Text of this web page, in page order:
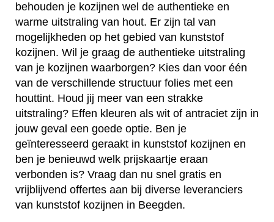
behouden je kozijnen wel de authentieke en
warme uitstraling van hout. Er zijn tal van
mogelijkheden op het gebied van kunststof
kozijnen. Wil je graag de authentieke uitstraling
van je kozijnen waarborgen? Kies dan voor één
van de verschillende structuur folies met een
houttint. Houd jij meer van een strakke
uitstraling? Effen kleuren als wit of antraciet zijn in
jouw geval een goede optie. Ben je
geïnteresseerd geraakt in kunststof kozijnen en
ben je benieuwd welk prijskaartje eraan
verbonden is? Vraag dan nu snel gratis en
vrijblijvend offertes aan bij diverse leveranciers
van kunststof kozijnen in Beegden.